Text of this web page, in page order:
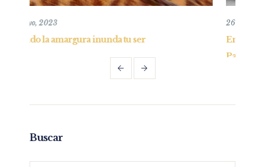
Entendiendo y practicando el perdón bíblico –